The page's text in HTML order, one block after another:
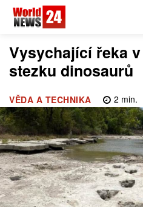
Vysychající řeka
stezku dinosaurů
VĚDA A TECHNIKA 2 min.